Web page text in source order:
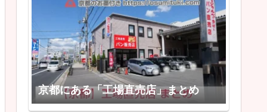
京都にある「工場直売店」まとめ